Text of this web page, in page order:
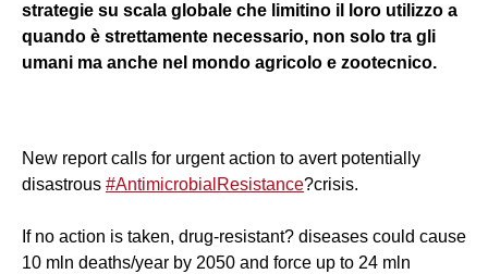
strategie su scala globale che limitino il loro utilizzo a
quando è strettamente necessario, non solo tra gli
umani ma anche nel mondo agricolo e zootecnico.
New report calls for urgent action to avert potentially
disastrous #AntimicrobialResistance?crisis.
If no action is taken, drug-resistant? diseases could cause
10 mln deaths/year by 2050 and force up to 24 mln